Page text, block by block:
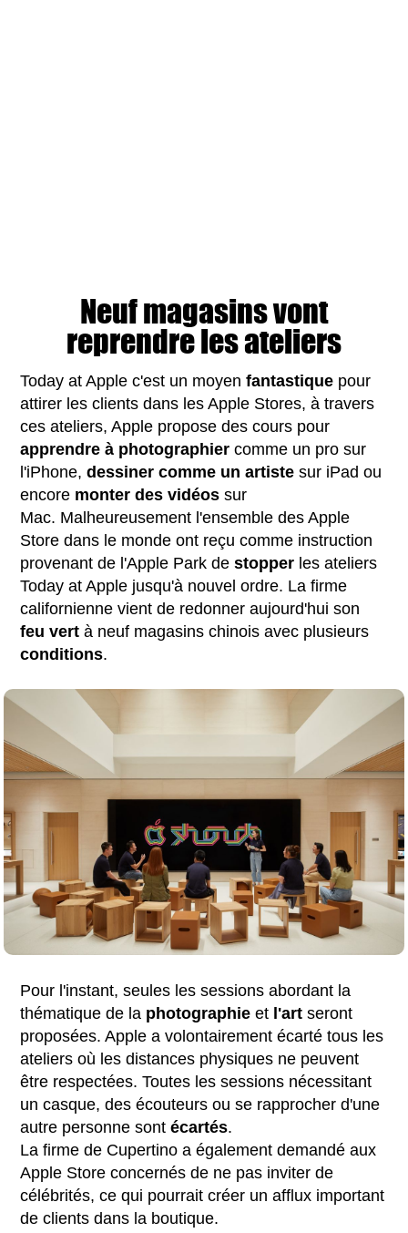
Neuf magasins vont
reprendre les ateliers
Today at Apple c'est un moyenfantastique pour
attirer les clients dans les Apple Stores, à travers
ces ateliers, Apple propose des cours pour
apprendre à photographiercomme un pro sur
l'iPhone,dessiner comme un artiste sur iPad ou
encore monter des vidéos sur
Mac. Malheureusement l'ensemble des Apple
Store dans le monde ont reçu comme instruction
provenant de l'Apple Park destopper les ateliers
Today at Apple jusqu'à nouvel ordre. La firme
californienne vient de redonner aujourd'hui son
feu vert à neuf magasins chinois avec plusieurs
conditions.
Pour l'instant, seules les sessions abordant la
thématique de la photographie et l'art seront
proposées. Apple a volontairement écarté tous les
ateliers où les distances physiques ne peuvent
être respectées. Toutes les sessions nécessitant
un casque, des écouteurs ou se rapprocher d'une
autre personne sontécartés.
La firme de Cupertino a également demandé aux
Apple Store concernés de ne pas inviter de
célébrités, ce qui pourrait créer un afflux important
de clients dans la boutique.